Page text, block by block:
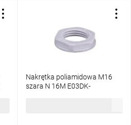
Nakrętka poliamidowa M16
szara N 16M E03DK-